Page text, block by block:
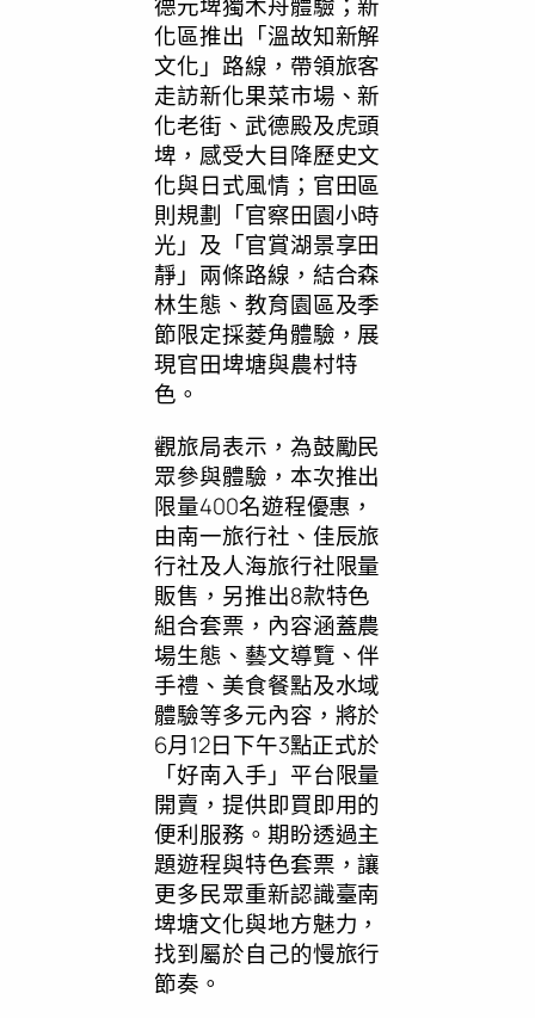
德元埤獨木舟體驗；新
化區推出「溫故知新解
文化」路線，帶領旅客
走訪新化果菜市場、新
化老街、武德殿及虎頭
埤，感受大目降歷史文
化與日式風情；官田區
則規劃「官察田園小時
光」及「官賞湖景享田
靜」兩條路線，結合森
林生態、教育園區及季
節限定採菱角體驗，展
現官田埤塘與農村特
色。
觀旅局表示，為鼓勵民
眾參與體驗，本次推出
限量400名遊程優惠，
由南一旅行社、佳辰旅
行社及人海旅行社限量
販售，另推出8款特色
組合套票，內容涵蓋農
場生態、藝文導覽、伴
手禮、美食餐點及水域
體驗等多元內容，將於
6月12日下午3點正式於
「好南入手」平台限量
開賣，提供即買即用的
便利服務。期盼透過主
題遊程與特色套票，讓
更多民眾重新認識臺南
埤塘文化與地方魅力，
找到屬於自己的慢旅行
節奏。